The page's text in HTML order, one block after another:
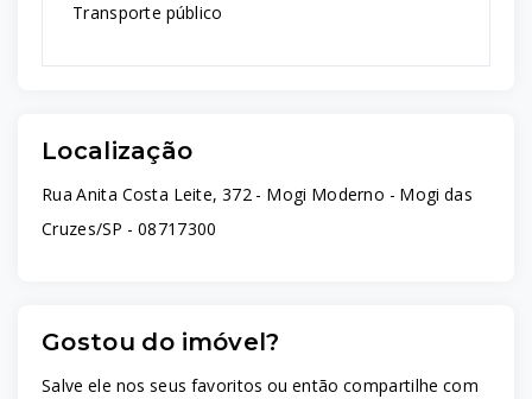
Transporte público
Localização
Rua Anita Costa Leite, 372 - Mogi Moderno - Mogi das
Cruzes/SP - 08717300
Gostou do imóvel?
Salve ele nos seus favoritos ou então compartilhe com